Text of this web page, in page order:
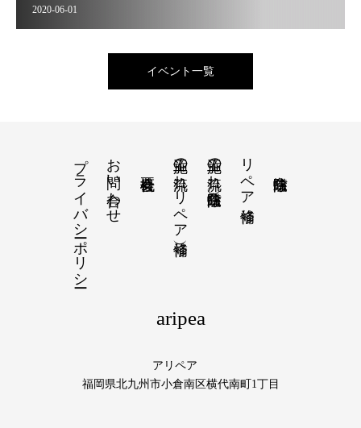
2020-06-01
イベント一覧
リペア補修
施工の流れ（白蟻防除）
施工の流れ（リペア補修）
お問い合わせ
プライバシーポリシー
aripea
アリペア
福岡県北九州市小倉南区横代南町1丁目